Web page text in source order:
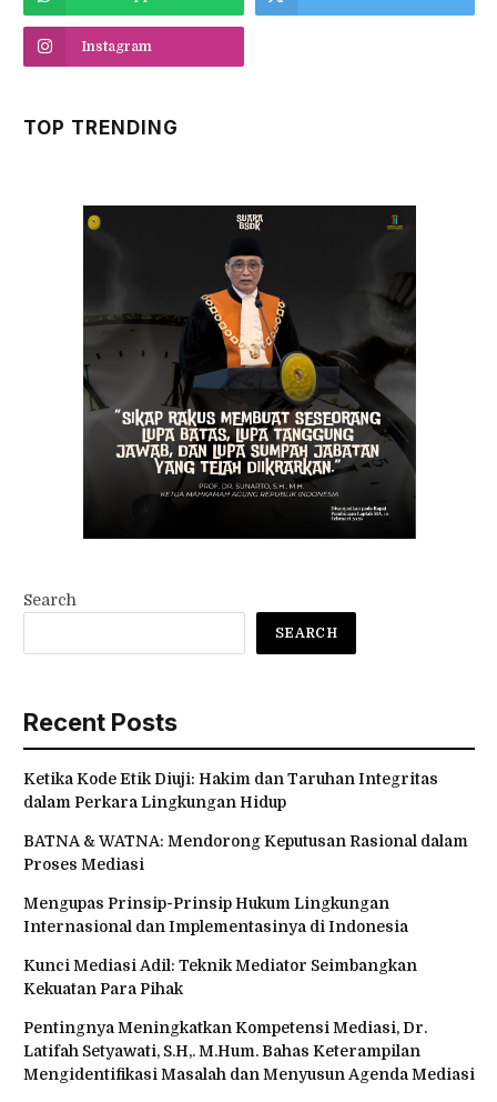
Instagram
TOP TRENDING
Search
SEARCH
Recent Posts
Ketika Kode Etik Diuji: Hakim dan Taruhan Integritas
dalam Perkara Lingkungan Hidup
BATNA & WATNA: Mendorong Keputusan Rasional dalam
Proses Mediasi
Mengupas Prinsip-Prinsip Hukum Lingkungan
Internasional dan Implementasinya di Indonesia
Kunci Mediasi Adil: Teknik Mediator Seimbangkan
Kekuatan Para Pihak
Pentingnya Meningkatkan Kompetensi Mediasi, Dr.
Latifah Setyawati, S.H,. M.Hum. Bahas Keterampilan
Mengidentifikasi Masalah dan Menyusun Agenda Mediasi